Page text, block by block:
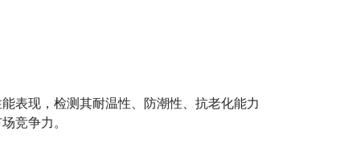
表现，检测其耐温性、防潮性、抗老化能力
竞争力。